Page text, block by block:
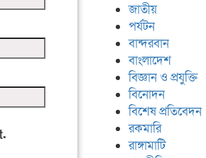
জাতীয়
পর্যটন
বান্দরবান
বাংলাদেশ
বিজ্ঞান ও প্রযুক্তি
বিনোদন
বিশেষ প্রতিবেদন
রকমারি
রাঙ্গামাটি